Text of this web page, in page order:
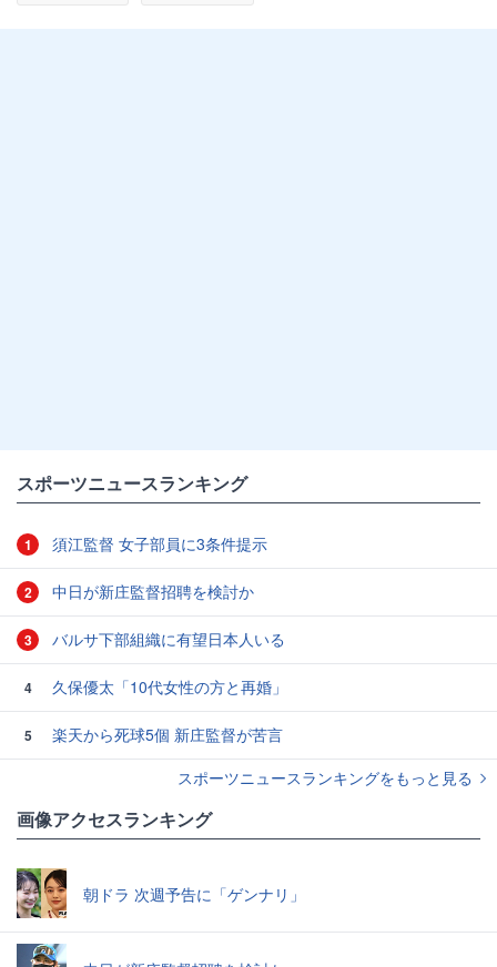
スポーツニュースランキング
1 須江監督 女子部員に3条件提示
2 中日が新庄監督招聘を検討か
3 バルサ下部組織に有望日本人いる
4 久保優太「10代女性の方と再婚」
5
楽天から死球5個 新庄監督が苦言
スポーツニュースランキングをもっと見る
画像アクセスランキング
朝ドラ 次週予告に「ゲンナリ」